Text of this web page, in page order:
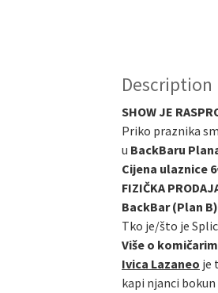
Description
SHOW JE
Priko praznika
u BackBaru
Cijena ulaznice
FIZIČKA
BackBar (Plan
Tko je/što je
Više o
Ivica Lazaneo je
kapi njanci